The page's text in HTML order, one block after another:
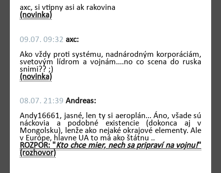
axc, si vtipny asi ak rakovina
(novinka)
09.07. 09:32 axc:
Ako vždy proti systému, nadnárodným korporáciám,
svetovým lídrom a vojnám....no co scena do ruska
snimi?? ;)
(novinka)
08.07. 21:39 Andreas:
Andy16661, jasné, len ty si aeroplán... Áno, všade sú
náckovia a podobné existencie (dokonca aj v
Mongolsku), lenže ako nejaké okrajové elementy. Ale
v Európe, hlavne UA to má ako štátnu ..
ROZPOR: "Kto chce mier, nech sa pripraví na vojnu!"
(rozhovor)